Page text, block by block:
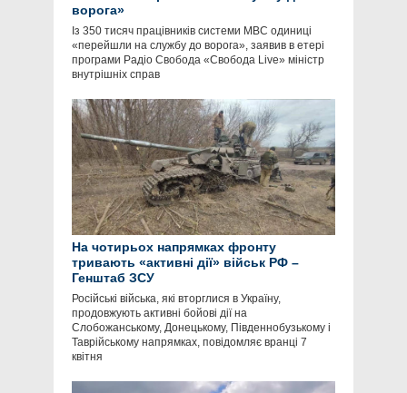
ворога»
Із 350 тисяч працівників системи МВС одиниці
«перейшли на службу до ворога», заявив в етері
програми Радіо Свобода «Свобода Live» міністр
внутрішніх справ
На чотирьох напрямках фронту
тривають «активні дії» військ РФ –
Генштаб ЗСУ
Російські війська, які вторглися в Україну,
продовжують активні бойові дії на
Слобожанському, Донецькому, Південнобузькому і
Таврійському напрямках, повідомляє вранці 7
квітня